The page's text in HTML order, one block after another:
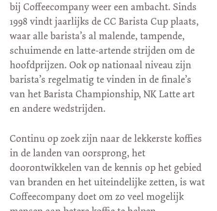
bij Coffeecompany weer een ambacht. Sinds
1998 vindt jaarlijks de CC Barista Cup plaats,
waar alle barista’s al malende, tampende,
schuimende en latte-artende strijden om de
hoofdprijzen. Ook op nationaal niveau zijn
barista’s regelmatig te vinden in de finale’s
van het Barista Championship, NK Latte art
en andere wedstrijden.
Continu op zoek zijn naar de lekkerste koffies
in de landen van oorsprong, het
doorontwikkelen van de kennis op het gebied
van branden en het uiteindelijke zetten, is wat
Coffeecompany doet om zo veel mogelijk